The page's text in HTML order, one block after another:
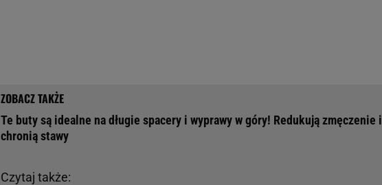
Czytaj także:
Te buty są idealne na długie spacery i wyprawy w góry! Redukują zmęczenie i
chronią stawy